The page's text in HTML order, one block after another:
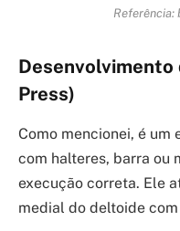
Referência:
Desenvolvimento
Press)
Como mencionei, é um
com halteres, barra ou
execução correta. Ele
medial do deltoide